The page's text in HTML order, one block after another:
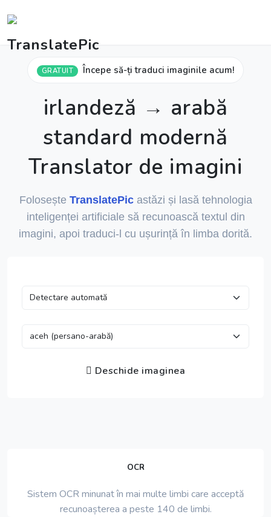
GRATUIT Începe să-ți traduci imaginile acum!
irlandeză → arabă
standard modernă
Translator de imagini
Folosește TranslatePicastăzi și lasă tehnologia
inteligenței artificiale să recunoască textul din
imagini, apoi traduci-l cu ușurință în limba dorită.
Deschide imaginea
OCR
Sistem OCR minunat în mai multe limbi care acceptă
recunoașterea a peste 140 de limbi.